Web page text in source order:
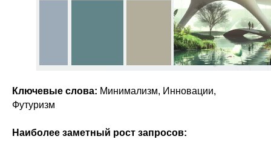
Ключевые слова: Минимализм, Инновации,
Футуризм
Наиболее заметный рост запросов: